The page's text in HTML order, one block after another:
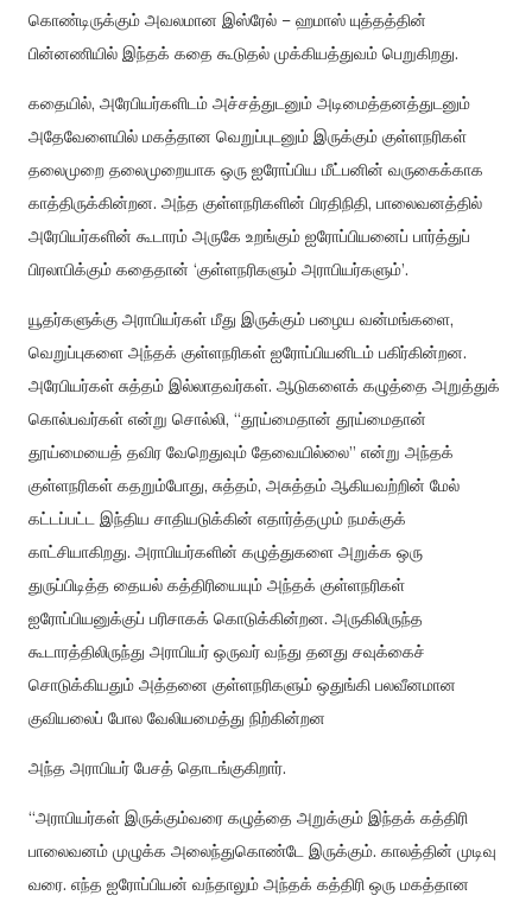
கொண்டிருக்கும் அவலமான இஸ்ரேல் – ஹமாஸ் யுத்தத்தின்
பின்னணியில் இந்தக் கதை கூடுதல் முக்கியத்துவம் பெறுகிறது.
கதையில், அரேபியர்களிடம் அச்சத்துடனும் அடிமைத்தனத்துடனும்
அதேவேளையில் மகத்தான வெறுப்புடனும் இருக்கும் குள்ளநரிகள்
தலைமுறை தலைமுறையாக ஒரு ஐரோப்பிய மீட்பனின் வருகைக்காக
காத்திருக்கின்றன. அந்த குள்ளநரிகளின் பிரதிநிதி, பாலைவனத்தில்
அரேபியர்களின் கூடாரம் அருகே உறங்கும் ஐரோப்பியனைப் பார்த்துப்
பிரலாபிக்கும் கதைதான் ‘குள்ளநரிகளும் அராபியர்களும்’.
யூதர்களுக்கு அராபியர்கள் மீது இருக்கும் பழைய வன்மங்களை,
வெறுப்புகளை அந்தக் குள்ளநரிகள் ஐரோப்பியனிடம் பகிர்கின்றன.
அரேபியர்கள் சுத்தம் இல்லாதவர்கள். ஆடுகளைக் கழுத்தை அறுத்துக்
கொல்பவர்கள் என்று சொல்லி, “தூய்மைதான் தூய்மைதான்
தூய்மையைத் தவிர வேறெதுவும் தேவையில்லை” என்று அந்தக்
குள்ளநரிகள் கதறும்போது, சுத்தம், அசுத்தம் ஆகியவற்றின் மேல்
கட்டப்பட்ட இந்திய சாதியடுக்கின் எதார்த்தமும் நமக்குக்
காட்சியாகிறது. அராபியர்களின் கழுத்துகளை அறுக்க ஒரு
துருப்பிடித்த தையல் கத்திரியையும் அந்தக் குள்ளநரிகள்
ஐரோப்பியனுக்குப் பரிசாகக் கொடுக்கின்றன. அருகிலிருந்த
கூடாரத்திலிருந்து அராபியர் ஒருவர் வந்து தனது சவுக்கைச்
சொடுக்கியதும் அத்தனை குள்ளநரிகளும் ஒதுங்கி பலவீனமான
குவியலைப் போல வேலியமைத்து நிற்கின்றன
அந்த அராபியர் பேசத் தொடங்குகிறார்.
“அராபியர்கள் இருக்கும்வரை கழுத்தை அறுக்கும் இந்தக் கத்திரி
பாலைவனம் முழுக்க அலைந்துகொண்டே இருக்கும். காலத்தின் முடிவு
வரை. எந்த ஐரோப்பியன் வந்தாலும் அந்தக் கத்திரி ஒரு மகத்தான